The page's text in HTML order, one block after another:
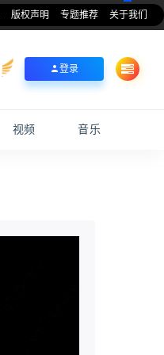
版权声明 专题推荐 关于我们
登录
视频 音乐